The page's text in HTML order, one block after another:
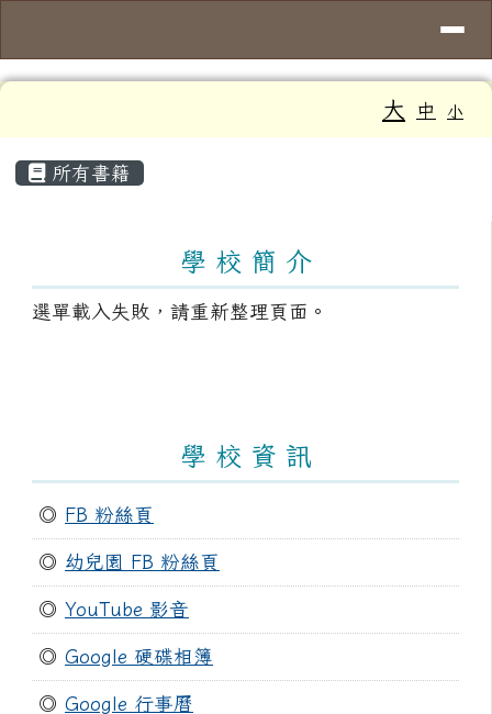
大 中 小
所有書籍
學 校 簡 介
選單載入失敗，請重新整理頁面。
學 校 資 訊
◎ FB 粉絲頁
◎ 幼兒園 FB 粉絲頁
◎ YouTube 影音
◎ Google 硬碟相簿
◎ Google 行事曆